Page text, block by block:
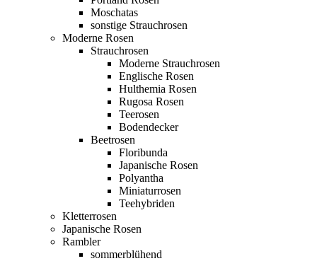
Moschatas
sonstige Strauchrosen
Moderne Rosen
Strauchrosen
Moderne Strauchrosen
Englische Rosen
Hulthemia Rosen
Rugosa Rosen
Teerosen
Bodendecker
Beetrosen
Floribunda
Japanische Rosen
Polyantha
Miniaturrosen
Teehybriden
Kletterrosen
Japanische Rosen
Rambler
sommerblühend